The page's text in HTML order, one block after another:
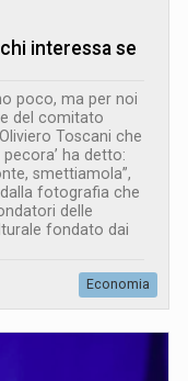
interessa se
poco, ma per noi
del comitato
Toscani che
ha detto:
smettiamola”,
fotografia che
delle
fondato dai
Economia